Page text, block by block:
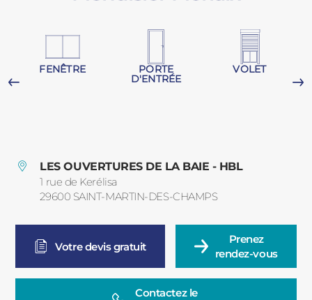
FENÊTRE PORTE
D'ENTRÉE
VOLET
LES OUVERTURES DE LA BAIE - HBL
1 rue de Kerélisa
29600 SAINT-MARTIN-DES-CHAMPS
Votre devis gratuit
Prenez
rendez-vous
Contactez le
PVC